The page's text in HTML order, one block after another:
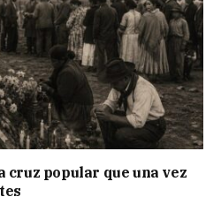
cruz popular que una vez